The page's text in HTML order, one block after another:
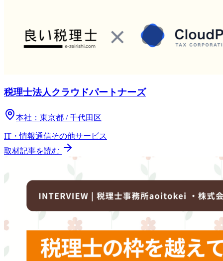
税理士法人クラウドパートナーズ
本社： 東京都 / 千代田区
IT・情報通信その他サービス
取材記事を読む